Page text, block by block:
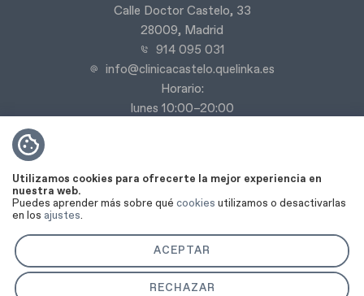
Calle Doctor Castelo, 33
28009, Madrid
914 095 031
info@clinicacastelo.quelinka.es
Horario:
lunes 10:00–20:00
viernes 9:00–18:00
Sábado y domingo cerrado
Utilizamos cookies para ofrecerte la mejor experiencia en
nuestra web.
Puedes aprender más sobre qué cookies utilizamos o desactivarlas
en los ajustes.
ACEPTAR
RECHAZAR